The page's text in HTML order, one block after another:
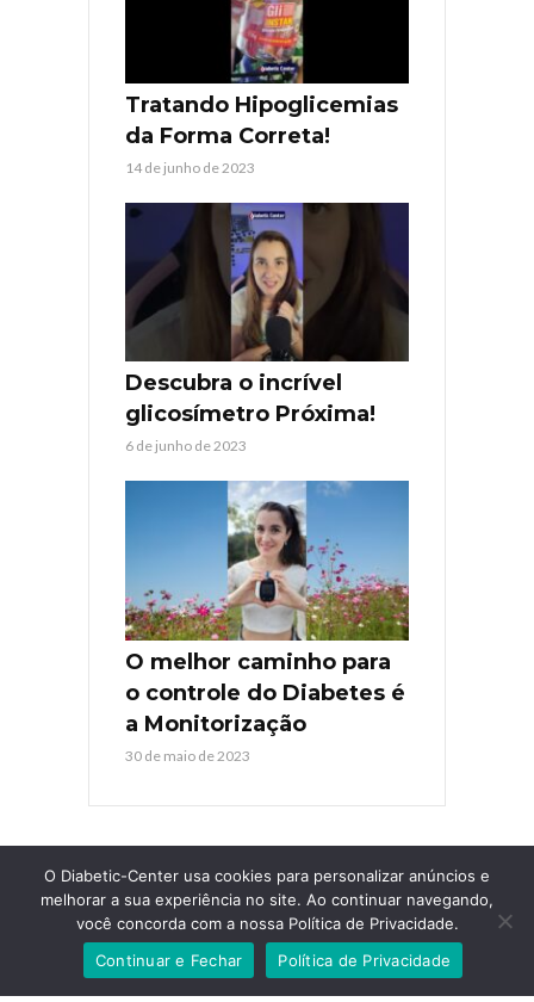
Tratando Hipoglicemias
da Forma Correta!
14 de junho de 2023
Descubra o incrível
glicosímetro Próxima!
6 de junho de 2023
O melhor caminho para
o controle do Diabetes é
a Monitorização
30 de maio de 2023
COPYRIGHT © 2026. TODOS OS DIREITOS RESERVADOSDIABETIC-
CENTER. AGÊNCIA GUARDIOLA WEB.
O Diabetic-Center usa cookies para personalizar anúncios e
melhorar a sua experiência no site. Ao continuar navegando,
você concorda com a nossa Política de Privacidade.
Continuar e Fechar
Política de Privacidade